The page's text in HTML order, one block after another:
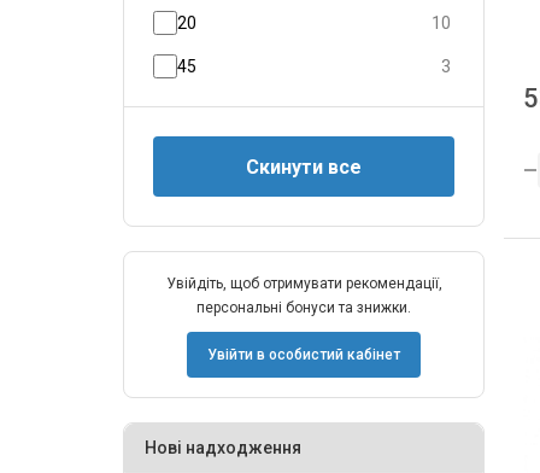
20 10
45 3
Увійдіть, щоб отримувати рекомендації,
персональні бонуси та знижки.
Увійти в особистий кабінет
Нові надходження